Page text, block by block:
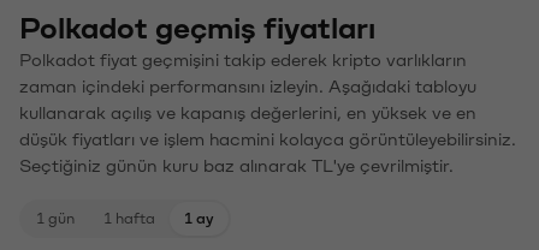
Polkadot geçmiş fiyatları
Polkadot fiyat geçmişini takip ederek kripto varlıkların
zaman içindeki performansını izleyin. Aşağıdaki tabloyu
kullanarak açılış ve kapanış değerlerini, en yüksek ve en
düşük fiyatları ve işlem hacmini kolayca görüntüleyebilirsiniz.
Seçtiğiniz günün kuru baz alınarak TL'ye çevrilmiştir.
1 gün 1 hafta 1 ay